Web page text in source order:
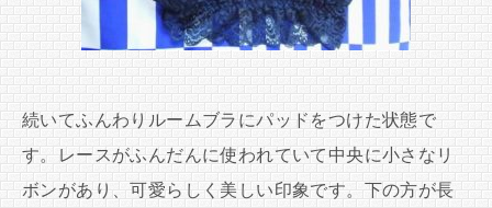
続いてふんわりルームブラにパッドをつけた状態で
す。レースがふんだんに使われていて中央に小さなリ
ボンがあり、可愛らしく美しい印象です。下の方が長